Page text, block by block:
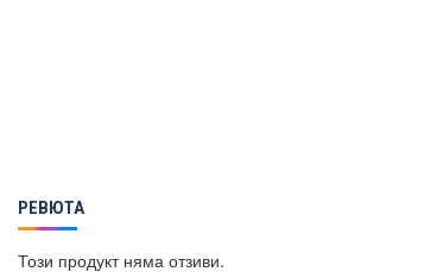
РЕВЮТА
Този продукт няма отзиви.